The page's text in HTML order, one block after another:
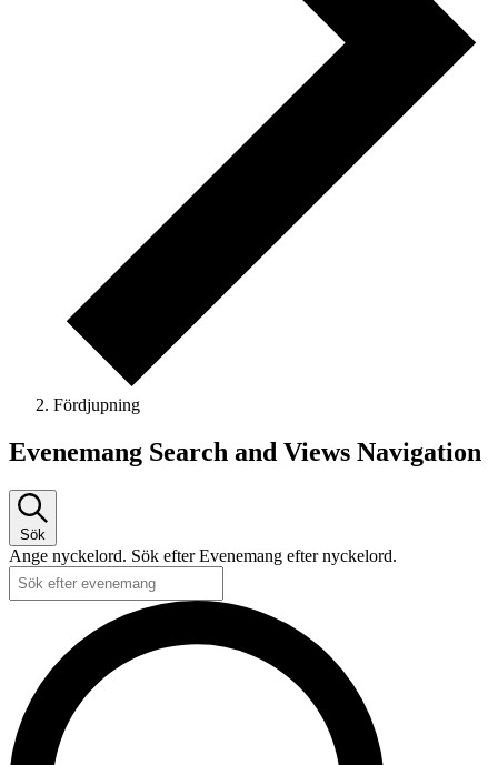
Fördjupning
Evenemang Search and Views Navigation
Sök
Ange nyckelord. Sök efter Evenemang efter nyckelord.